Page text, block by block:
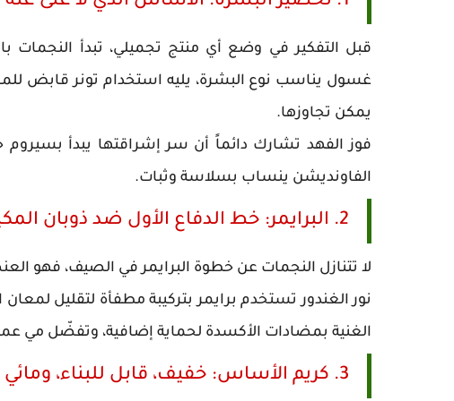
قبل التفكير في وضع أي منتج تجميلي، تبدأ النجمات
يمكن تجاوزها.
فوز الفهد تشارك دائماً أن سر إشراقتها يبدأ
الفاونديشن ينساب بسلاسة وثبات.
2. البرايمر: خط الدفاع الأول ضد ذوبان المكياج
لا تتنازل النجمات عن خطوة البرايمر في الصيف، فهو
نور الغندور تستخدم برايمر بتركيبة مطفأة لتقليل لمعان
الغنية بمضادات الأكسدة لحماية إضافية، وتفضّل مي
3. كريم الأساس: خفيف، قابل للبناء، ومائي التركيبة